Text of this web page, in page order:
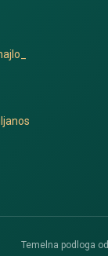
Temelna podloga od